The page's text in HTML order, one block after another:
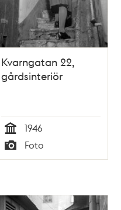
Kvarngatan 22,
gårdsinteriör
Tid
1946
Typ
Foto